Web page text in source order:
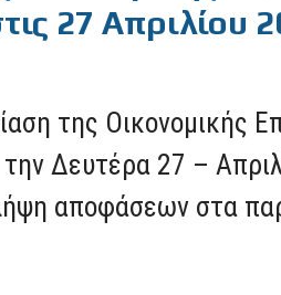
27 Απριλίου
της Οικονομικής
Δευτέρα 27 –
αποφάσεων στα